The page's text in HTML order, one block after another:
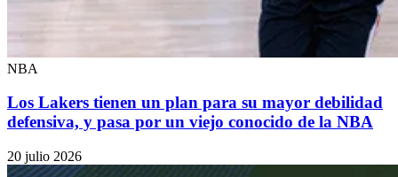
NBA
Los Lakers tienen un plan para su mayor debilidad
defensiva, y pasa por un viejo conocido de la NBA
20 julio 2026